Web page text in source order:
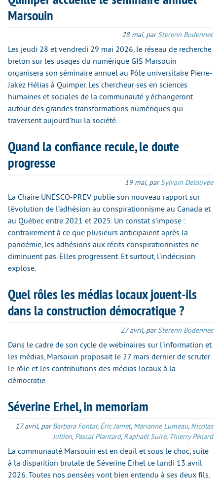
Marsouin
28 mai, parSterenn Bodennec
Les jeudi 28 et vendredi 29 mai 2026, le réseau de recherche
breton sur les usages du numérique GIS Marsouin
organisera son séminaire annuel au Pôle universitaire Pierre-
Jakez Hélias à Quimper. Les chercheur·ses en sciences
humaines et sociales de la communauté y échangeront
autour des grandes transformations numériques qui
traversent aujourd’hui la société.
Quand la confiance recule, le doute
progresse
19 mai, parSylvain Delouvée
La Chaire UNESCO-PREV publie son nouveau rapport sur
l’évolution de l’adhésion au conspirationnisme au Canada et
au Québec entre 2021 et 2025. Un constat s’impose :
contrairement à ce que plusieurs anticipaient après la
pandémie, les adhésions aux récits conspirationnistes ne
diminuent pas. Elles progressent. Et surtout, l’indécision
explose.
Quel rôles les médias locaux jouent-ils
dans la construction démocratique ?
27 avril, parSterenn Bodennec
Dans le cadre de son cycle de webinaires sur l’information et
les médias, Marsouin proposait le 27 mars dernier de scruter
le rôle et les contributions des médias locaux à la
démocratie.
Séverine Erhel, in memoriam
17 avril, parBarbara Fontar, Éric Jamet, Marianne Lumeau, Nicolas
Jullien, Pascal Plantard, Raphaël Suire, Thierry Pénard
La communauté Marsouin est en deuil et sous le choc, suite
à la disparition brutale de Séverine Erhel ce lundi 13 avril
2026. Toutes nos pensées vont bien entendu à ses deux fils,